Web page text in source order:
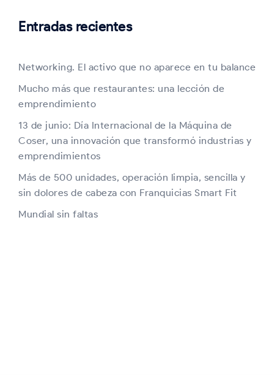
Entradas recientes
Networking. El activo que no aparece en tu balance
Mucho más que restaurantes: una lección de
emprendimiento
13 de junio: Día Internacional de la Máquina de
Coser, una innovación que transformó industrias y
emprendimientos
Más de 500 unidades, operación limpia, sencilla y
sin dolores de cabeza con Franquicias Smart Fit
Mundial sin faltas